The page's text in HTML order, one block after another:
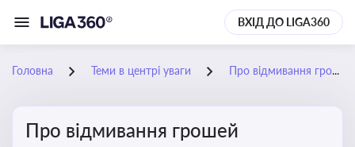
ВХІД ДО LIGA360
Головна Теми в центрі уваги Про відмивання грошей
Про відмивання грошей